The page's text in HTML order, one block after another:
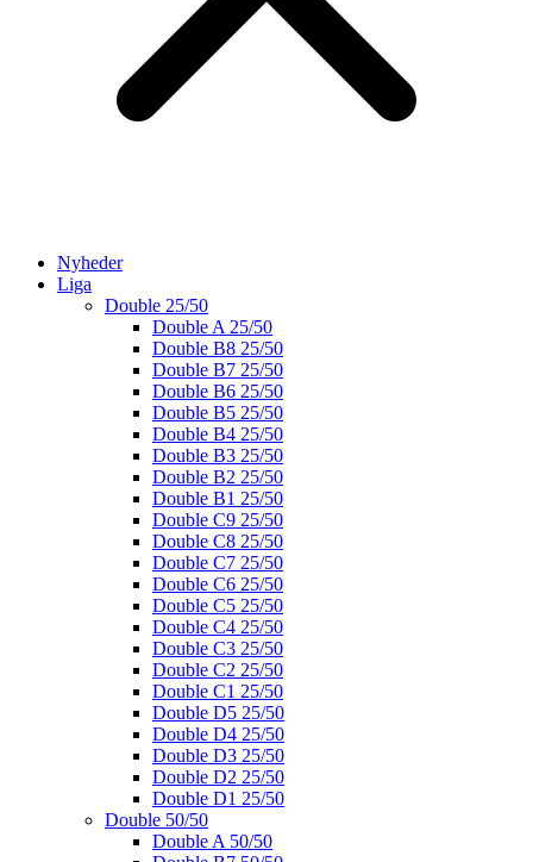
Nyheder
Liga
Double 25/50
Double A 25/50
Double B8 25/50
Double B7 25/50
Double B6 25/50
Double B5 25/50
Double B4 25/50
Double B3 25/50
Double B2 25/50
Double B1 25/50
Double C9 25/50
Double C8 25/50
Double C7 25/50
Double C6 25/50
Double C5 25/50
Double C4 25/50
Double C3 25/50
Double C2 25/50
Double C1 25/50
Double D5 25/50
Double D4 25/50
Double D3 25/50
Double D2 25/50
Double D1 25/50
Double 50/50
Double A 50/50